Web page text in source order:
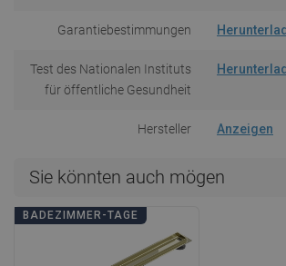
Garantiebestimmungen
Test des Nationalen Instituts
für öffentliche Gesundheit
Hersteller Anzeigen
Sie könnten auch mögen
BADEZIMMER-TAGE